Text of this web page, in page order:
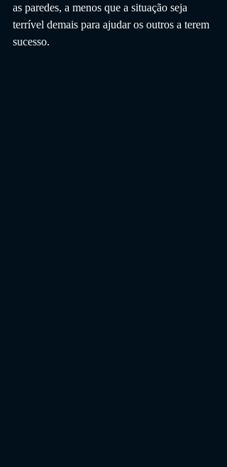
as paredes, a menos que a situação seja
terrível demais para ajudar os outros a terem
sucesso.